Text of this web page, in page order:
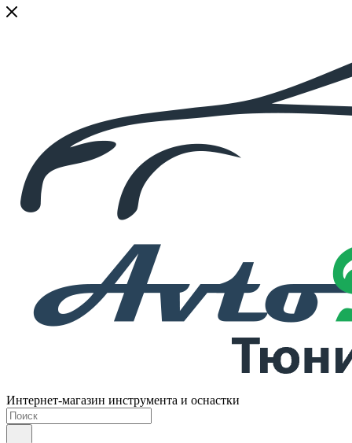
Интернет-магазин инструмента и оснастки